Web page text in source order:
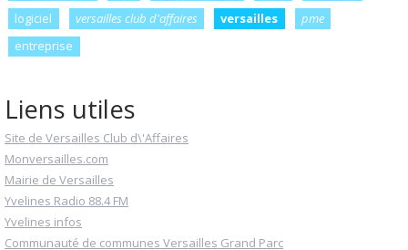
logiciel
versailles club d'affaires versailles
pme
entreprise
Liens utiles
Site de Versailles Club d\'Affaires
Monversailles.com
Mairie de Versailles
Yvelines Radio 88.4 FM
Yvelines infos
Communauté de communes Versailles Grand Parc